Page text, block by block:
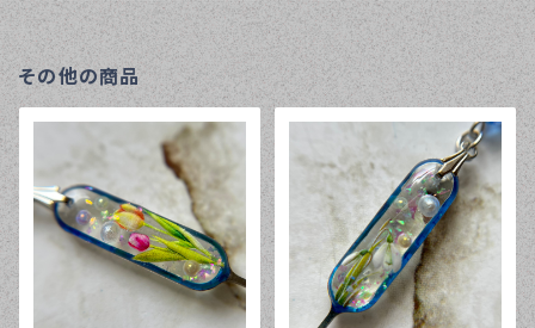
その他の商品